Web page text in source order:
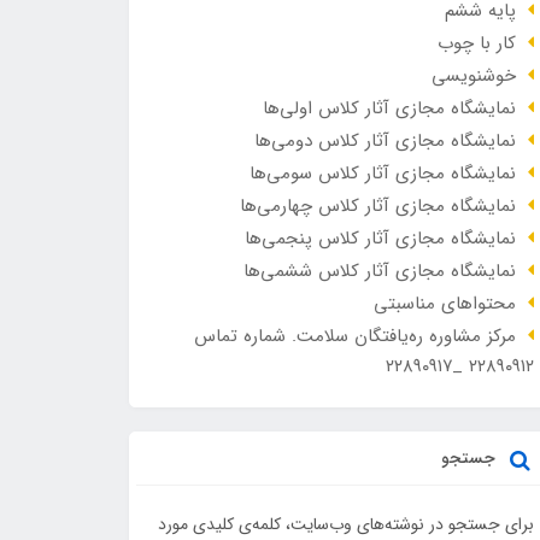
پایه ششم
کار با چوب
خوشنویسی
نمایشگاه مجازی آثار کلاس اولی‌ها
نمایشگاه مجازی آثار کلاس دومی‌ها
نمایشگاه مجازی آثار کلاس سومی‌ها
نمایشگاه مجازی آثار کلاس چهارمی‌ها
نمایشگاه مجازی آثار کلاس پنجمی‌ها
نمایشگاه مجازی آثار کلاس ششمی‌ها
محتواهای مناسبتی
مرکز مشاوره ره‌یافتگان سلامت. شماره تماس
۲۲۸۹۰۹۱۲ _۲۲۸۹۰۹۱۷
جستجو
برای جستجو در نوشته‌های وب‌سایت، کلمه‌ی کلیدی مورد